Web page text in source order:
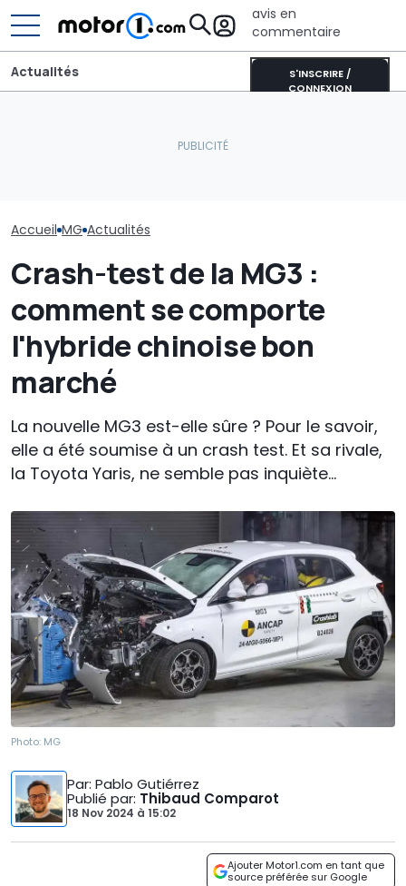
avis en
commentaire
S'INSCRIRE /
CONNEXION
Actualités
Accueil MG Actualités
Crash-test de la MG3 :
comment se comporte
l'hybride chinoise bon
marché
La nouvelle MG3 est-elle sûre ? Pour le savoir,
elle a été soumise à un crash test. Et sa rivale,
la Toyota Yaris, ne semble pas inquiète...
Photo: MG
Par: Pablo Gutiérrez
Publié par: Thibaud Comparot
18 Nov 2024 à 15:02
Ajouter Motor1.com en tant que
source préférée sur Google